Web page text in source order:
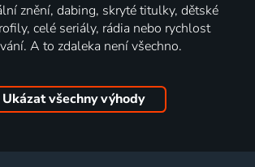
znění, dabing, skryté titulky, dětské
celé seriály, rádia nebo rychlost
A to zdaleka není všechno.
Ukázat všechny výhody